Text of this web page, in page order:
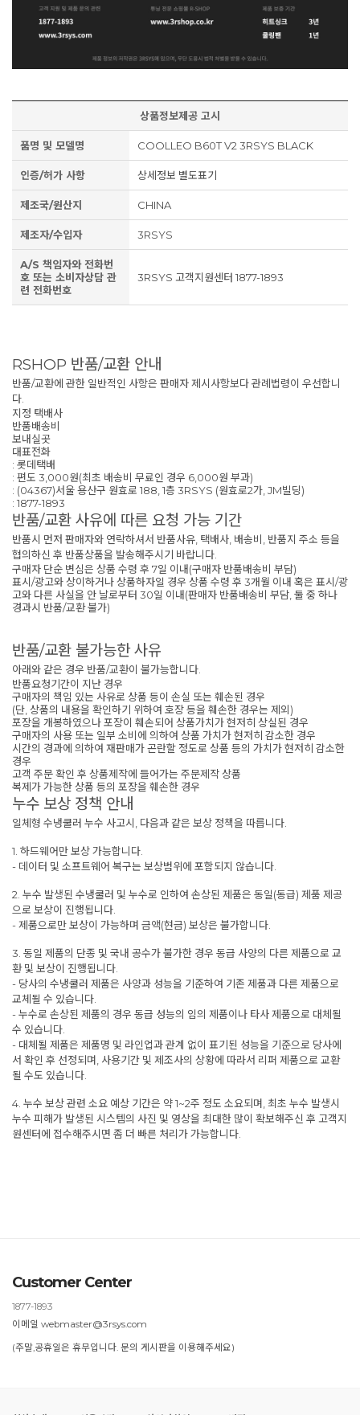
상품정보제공 고시
품명 및 모델명 COOLLEO B60T V2 3RSYS BLACK
인증/허가 사항 상세정보 별도표기
제조국/원산지 CHINA
제조자/수입자 3RSYS
A/S 책임자와 전화번
호 또는 소비자상담 관
련 전화번호
3RSYS 고객지원센터 1877-1893
RSHOP 반품/교환 안내
반품/교환에 관한 일반적인 사항은 판매자 제시사항보다 관례법령이 우선합니
다.
지정 택배사
반품배송비
보내실곳
대표전화
: 롯데택배
: 편도 3,000원(최초 배송비 무료인 경우 6,000원 부과)
: (04367)서울 용산구 원효로 188, 1층 3RSYS (원효로2가, JM빌딩)
: 1877-1893
반품/교환 사유에 따른 요청 가능 기간
반품시 먼저 판매자와 연락하셔서 반품사유, 택배사, 배송비, 반품지 주소 등을
협의하신 후 반품상품을 발송해주시기 바랍니다.
구매자 단순 변심은 상품 수령 후 7일 이내(구매자 반품배송비 부담)
표시/광고와 상이하거나 상품하자일 경우 상품 수령 후 3개월 이내 혹은 표시/광
고와 다른 사실을 안 날로부터 30일 이내(판매자 반품배송비 부담, 둘 중 하나
경과시 반품/교환 불가)
반품/교환 불가능한 사유
아래와 같은 경우 반품/교환이 불가능합니다.
반품요청기간이 지난 경우
구매자의 책임 있는 사유로 상품 등이 손실 또는 훼손된 경우
(단, 상품의 내용을 확인하기 위하여 호장 등을 훼손한 경우는 제외)
포장을 개봉하였으나 포장이 훼손되어 상품가치가 현저히 상실된 경우
구매자의 사용 또는 일부 소비에 의하여 상품 가치가 현저히 감소한 경우
시간의 경과에 의하여 재판매가 곤란할 정도로 상품 등의 가치가 현저히 감소한
경우
고객 주문 확인 후 상품제작에 들어가는 주문제작 상품
복제가 가능한 상품 등의 포장을 훼손한 경우
누수 보상 정책 안내
일체형 수냉쿨러 누수 사고시, 다음과 같은 보상 정책을 따릅니다.
1. 하드웨어만 보상 가능합니다.
- 데이터 및 소프트웨어 복구는 보상범위에 포함되지 않습니다.
2. 누수 발생된 수냉쿨러 및 누수로 인하여 손상된 제품은 동일(동급) 제품 제공
으로 보상이 진행됩니다.
- 제품으로만 보상이 가능하며 금액(현금) 보상은 불가합니다.
3. 동일 제품의 단종 및 국내 공수가 불가한 경우 동급 사양의 다른 제품으로 교
환 및 보상이 진행됩니다.
- 당사의 수냉쿨러 제품은 사양과 성능을 기준하여 기존 제품과 다른 제품으로
교체될 수 있습니다.
- 누수로 손상된 제품의 경우 동급 성능의 임의 제품이나 타사 제품으로 대체될
수 있습니다.
- 대체될 제품은 제품명 및 라인업과 관계 없이 표기된 성능을 기준으로 당사에
서 확인 후 선정되며, 사용기간 및 제조사의 상황에 따라서 리퍼 제품으로 교환
될 수도 있습니다.
4. 누수 보상 관련 소요 예상 기간은 약 1~2주 정도 소요되며, 최초 누수 발생시
누수 피해가 발생된 시스템의 사진 및 영상을 최대한 많이 확보해주신 후 고객지
원센터에 접수해주시면 좀 더 빠른 처리가 가능합니다.
Customer Center
1877-1893
이메일 webmaster@3rsys.com
(주말,공휴일은 휴무입니다. 문의 게시판을 이용해주세요)